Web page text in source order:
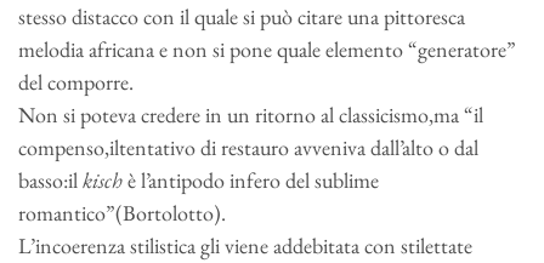
stesso distacco con il quale si può citare una pittoresca
melodia africana e non si pone quale elemento “generatore”
del comporre.
Non si poteva credere in un ritorno al classicismo,ma “il
compenso,iltentativo di restauro avveniva dall’alto o dal
basso:ilkischè l’antipodo infero del sublime
romantico”(Bortolotto).
L’incoerenza stilistica gli viene addebitata con stilettate